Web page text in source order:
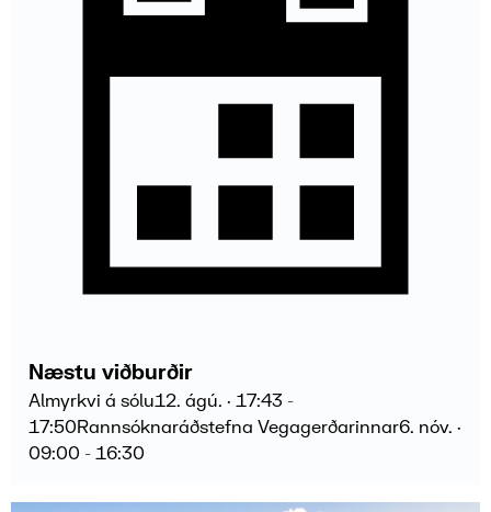
Næstu viðburðir
Almyrkvi á sólu12. ágú. · 17:43 -
17:50Rannsóknaráðstefna Vegagerðarinnar6. nóv. ·
09:00 - 16:30